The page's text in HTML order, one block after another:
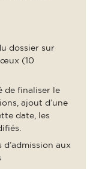
dossier sur
(10
de finaliser le
ajout d’une
date, les
aux